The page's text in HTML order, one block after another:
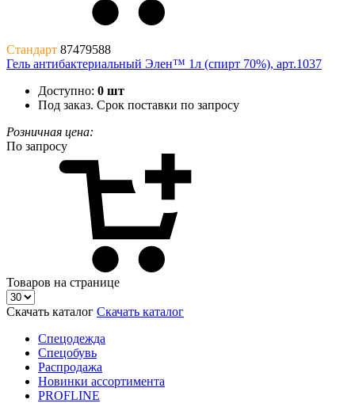
Стандарт 87479588
Гель антибактериальный Элен™ 1л (спирт 70%), арт.1037
Доступно: 0 шт
Под заказ. Срок поставки по запросу
Розничная цена:
По запросу
Товаров на странице
Скачать каталог Скачать каталог
Спецодежда
Спецобувь
Распродажа
Новинки ассортимента
PROFLINE